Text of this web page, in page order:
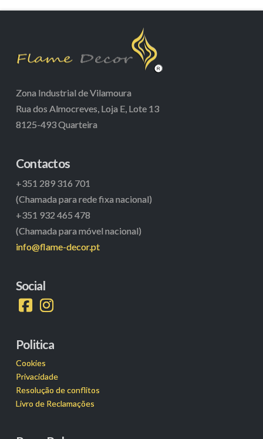
Zona Industrial de Vilamoura
Rua dos Almocreves, Loja E, Lote 13
8125-493 Quarteira
Contactos
+351 289 316 701
(Chamada para rede fixa nacional)
+351 932 465 478
(Chamada para móvel nacional)
info@flame-decor.pt
Social
Politica
Cookies
Privacidade
Resolução de conflitos
Livro de Reclamações